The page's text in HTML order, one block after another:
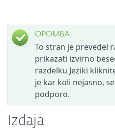
OPOMBA:
To stran je prevedel
prikazati izvirno
razdelku Jeziki
je kar koli nejasno,
podporo.
Izdaja